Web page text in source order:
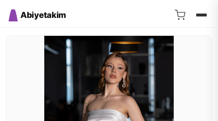
Abiyetakim